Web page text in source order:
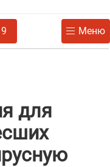
Меню
для